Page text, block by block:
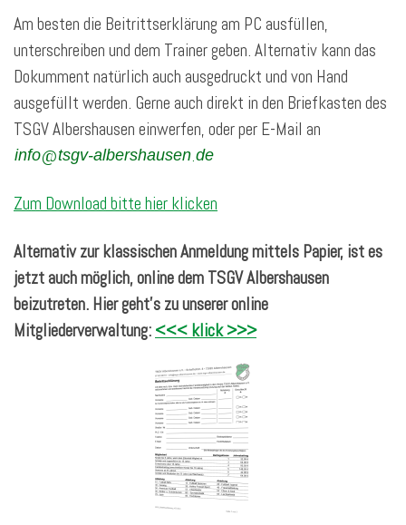
Am besten die Beitrittserklärung am PC ausfüllen,
unterschreiben und dem Trainer geben. Alternativ kann das
Dokumment natürlich auch ausgedruckt und von Hand
ausgefüllt werden. Gerne auch direkt in den Briefkasten des
TSGV Albershausen einwerfen, oder per E-Mail an
@
Zum Download bitte hier klicken
Alternativ zur klassischen Anmeldung mittels Papier, ist es
jetzt auch möglich, online dem TSGV Albershausen
beizutreten. Hier geht’s zu unserer online
Mitgliederverwaltung: <<< klick >>>